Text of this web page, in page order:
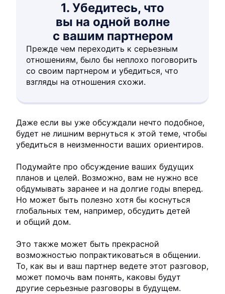
1. Убедитесь, что
вы на одной волне
с вашим партнером
Прежде чем переходить к серьезным
отношениям, было бы неплохо поговорить
со своим партнером и убедиться, что
взгляды на отношения схожи.
Даже если вы уже обсуждали нечто подобное,
будет не лишним вернуться к этой теме, чтобы
убедиться в неизменности ваших ориентиров.
Подумайте про обсуждение ваших будущих
планов и целей. Возможно, вам не нужно все
обдумывать заранее и на долгие годы вперед.
Но может быть полезно хотя бы коснуться
глобальных тем, например, обсудить детей
и общий дом.
Это также может быть прекрасной
возможностью попрактиковаться в общении.
То, как вы и ваш партнер ведете этот разговор,
может помочь вам понять, каковы будут
другие серьезные разговоры в будущем.